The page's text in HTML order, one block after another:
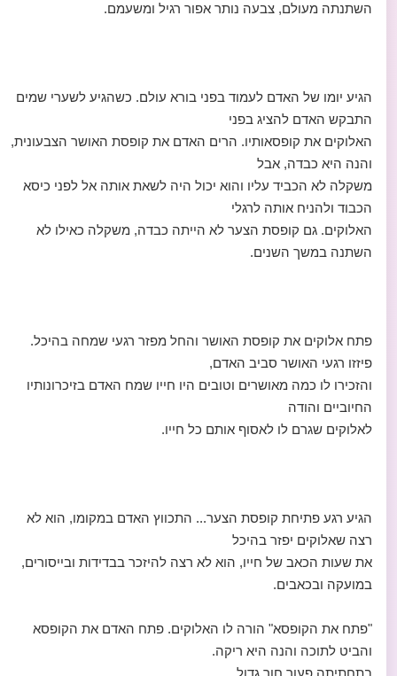
השתנתה מעולם, צבעה נותר אפור רגיל ומשעמם.
הגיע יומו של האדם לעמוד בפני בורא עולם. כשהגיע לשערי שמים
התבקש האדם להציג בפני
האלוקים את קופסאותיו. הרים האדם את קופסת האושר הצבעונית,
והנה היא כבדה, אבל
משקלה לא הכביד עליו והוא יכול היה לשאת אותה אל לפני כיסא
הכבוד ולהניח אותה לרגלי
האלוקים. גם קופסת הצער לא הייתה כבדה, משקלה כאילו לא
השתנה במשך השנים.
פתח אלוקים את קופסת האושר והחל מפזר רגעי שמחה בהיכל.
פיזזו רגעי האושר סביב האדם,
והזכירו לו כמה מאושרים וטובים היו חייו שמח האדם בזיכרונותיו
החיוביים והודה
לאלוקים שגרם לו לאסוף אותם כל חייו.
הגיע רגע פתיחת קופסת הצער... התכווץ האדם במקומו, הוא לא
רצה שאלוקים יפזר בהיכל
את שעות הכאב של חייו, הוא לא רצה להיזכר בבדידות ובייסורים,
במועקה ובכאבים.
"פתח את הקופסא" הורה לו האלוקים. פתח האדם את הקופסא
והביט לתוכה והנה היא ריקה.
בתחתיתה פעור חור גדול.